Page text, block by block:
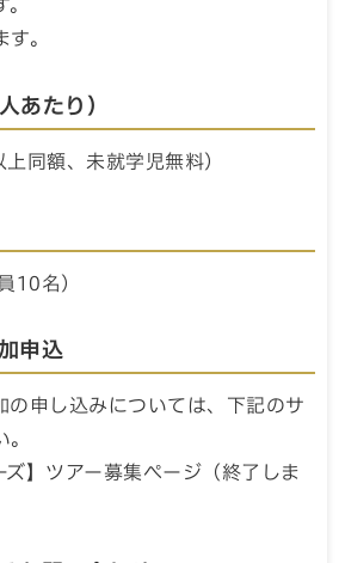
。
あたり）
同額、未就学児無料）
10名）
申込
の申し込みについては、下記のサ
ズ】ツアー募集ページ（終了しま